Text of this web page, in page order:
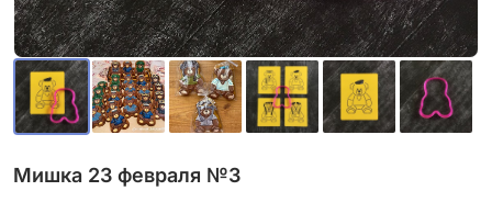
Мишка 23 февраля №3